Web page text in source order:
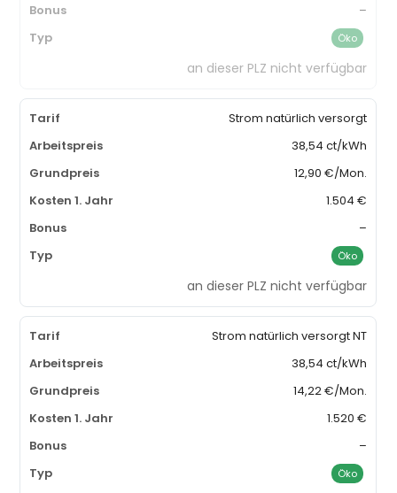
–
Öko
an dieser PLZ nicht verfügbar
Strom natürlich versorgt
38,54 ct/kWh
12,90 €/Mon.
1.504 €
–
Öko
an dieser PLZ nicht verfügbar
Strom natürlich versorgt NT
38,54 ct/kWh
14,22 €/Mon.
1.520 €
–
Öko